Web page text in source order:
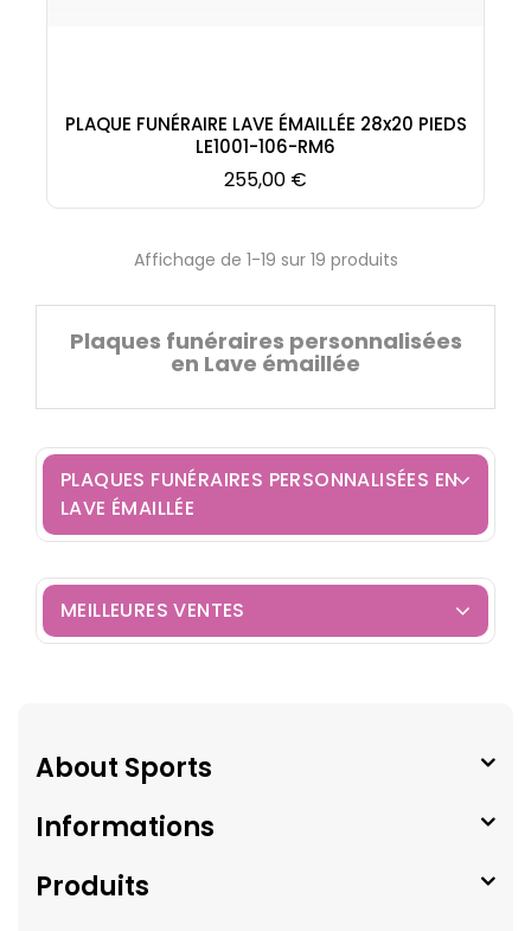
PLAQUE FUNÉRAIRE LAVE ÉMAILLÉE 28x20 PIEDS
LE1001-106-RM6
Prix
255,00 €
Affichage de 1-19 sur 19 produits
Plaques funéraires personnalisées
en Lave émaillée
PLAQUES FUNÉRAIRES PERSONNALISÉES EN
LAVE ÉMAILLÉE
MEILLEURES VENTES
About Sports
Informations
Produits